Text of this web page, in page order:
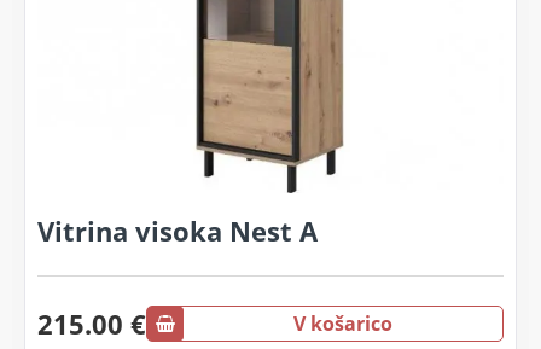
Vitrina visoka Nest A
215.00 € V košarico